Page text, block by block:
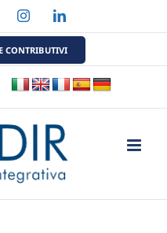
InstagramLinkedIn
CONTRIBUTIVI